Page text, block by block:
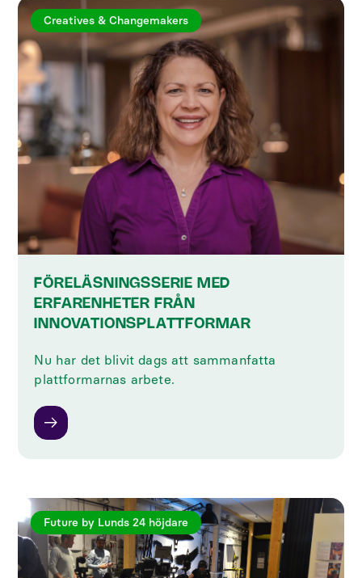
Creatives & Changemakers
FÖRELÄSNINGSSERIE MED
ERFARENHETER FRÅN
INNOVATIONSPLATTFORMAR
Nu har det blivit dags att sammanfatta
plattformarnas arbete.
Future by Lunds 24 höjdare